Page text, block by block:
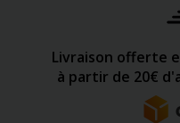
Livraison offerte
à partir de 20€